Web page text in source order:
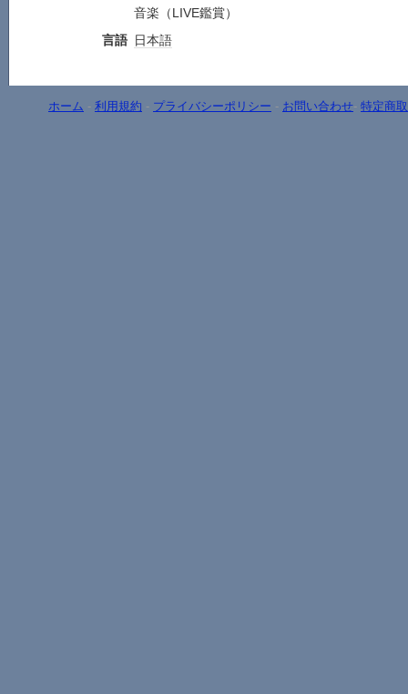
音楽（LIVE鑑賞）
言語 日本語
ホーム - 利用規約 - プライバシーポリシー - お問い合わせ- 特定商